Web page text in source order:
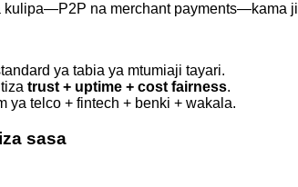
kulipa—P2P na merchant
ya tabia ya mtumiaji tayari.
trust + uptime + cost fairness.
ya telco + fintech + benki + wakala.
sasa